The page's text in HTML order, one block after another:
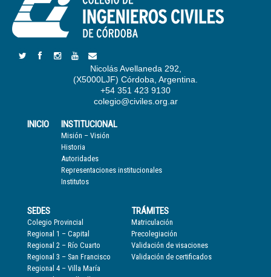
Nicolás Avellaneda 292,
(X5000LJF) Córdoba, Argentina.
+54 351 423 9130
colegio@civiles.org.ar
INICIO INSTITUCIONAL
Misión – Visión
Historia
Autoridades
Representaciones institucionales
Institutos
SEDES
Colegio Provincial
Regional 1 – Capital
Regional 2 – Río Cuarto
Regional 3 – San Francisco
Regional 4 – Villa María
TRÁMITES
Matriculación
Precolegiación
Validación de visaciones
Validación de certificados